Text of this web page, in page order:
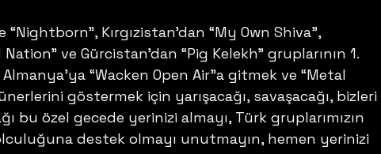
“Nightborn”, Kırgızistan’dan “My Own Shiva”,
ve Gürcistan’dan “Pig Kelekh” gruplarının 1.
“Wacken Open Air”a gitmek ve “Metal
göstermek için yarışacağı, savaşacağı, bizleri
bu özel gecede yerinizi almayı, Türk gruplarımızın
destek olmayı unutmayın, hemen yerinizi